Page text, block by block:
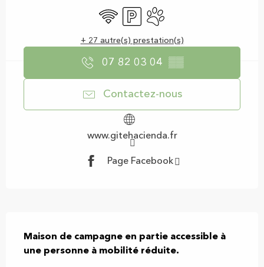
WiFi ParkingAnimaux acceptés
+ 27 autre(s) prestation(s)
07 82 03 04 ▒▒
Contactez-nous
www.gitehacienda.fr
Page Facebook
Maison de campagne en partie accessible à
une personne à mobilité réduite.